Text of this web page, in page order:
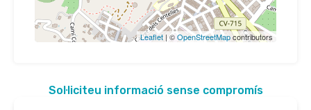
Leaflet | ©OpenStreetMapcontributors
Sol·liciteu informació sense compromís